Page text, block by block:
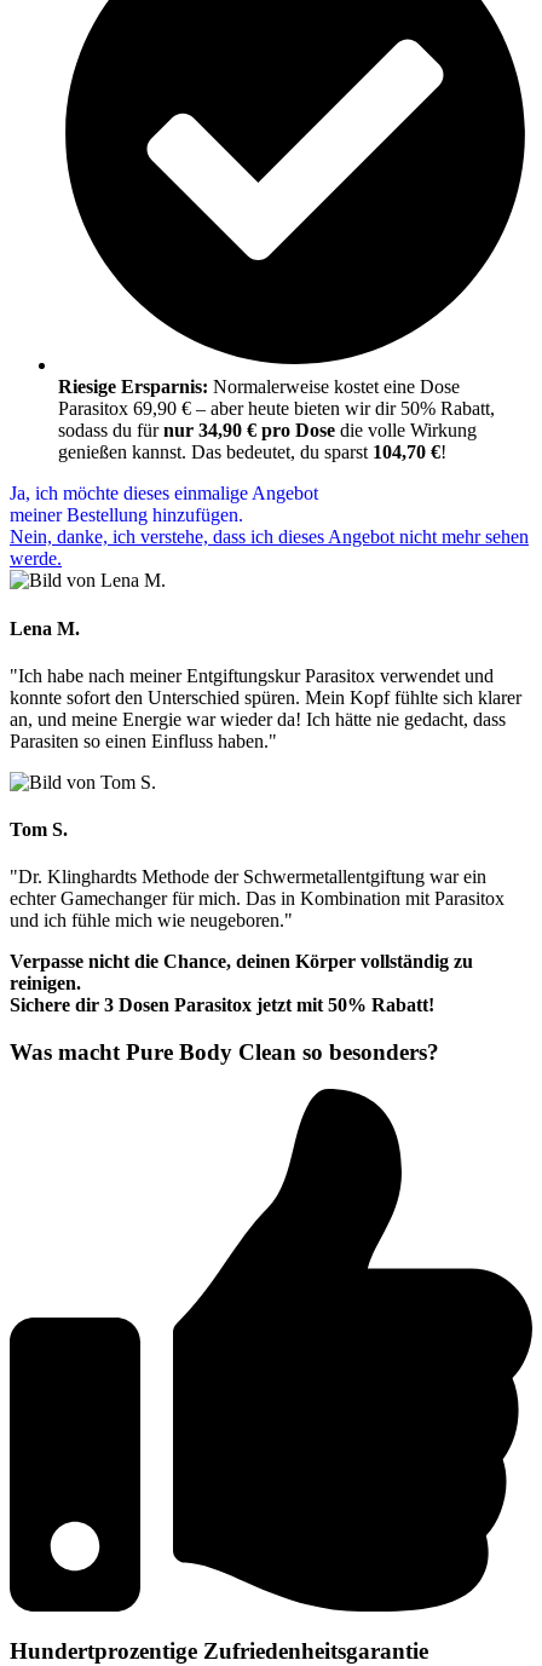
Riesige Ersparnis: Normalerweise kostet eine Dose
Parasitox 69,90 € – aber heute bieten wir dir 50% Rabatt,
sodass du fürnur 34,90 € pro Dose die volle Wirkung
genießen kannst. Das bedeutet, du sparst 104,70 €!
Ja, ich möchte dieses einmalige Angebot
meiner Bestellung hinzufügen.
Nein, danke, ich verstehe, dass ich dieses Angebot nicht mehr sehen
werde.
Lena M.
"Ich habe nach meiner Entgiftungskur Parasitox verwendet und
konnte sofort den Unterschied spüren. Mein Kopf fühlte sich klarer
an, und meine Energie war wieder da! Ich hätte nie gedacht, dass
Parasiten so einen Einfluss haben."
Tom S.
"Dr. Klinghardts Methode der Schwermetallentgiftung war ein
echter Gamechanger für mich. Das in Kombination mit Parasitox
und ich fühle mich wie neugeboren."
Verpasse nicht die Chance, deinen Körper vollständig zu
reinigen.
Sichere dir 3 Dosen Parasitox jetzt mit 50% Rabatt!
Was macht Pure Body Clean so besonders?
Hundertprozentige Zufriedenheitsgarantie